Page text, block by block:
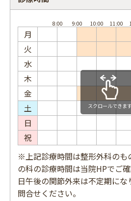
月
火
水
木
金
土
日
祝
スクロールできます
※上記診療時間は整形外科のも
の科の診療時間は当院HPでご
日午後の関節外来は不定期にな
問合せください。